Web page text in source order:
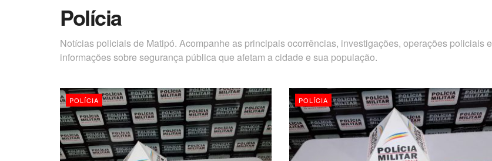
Polícia
Notícias policiais de Matipó. Acompanhe as principais ocorrências, investigações, operações policiais e
informações sobre segurança pública que afetam a cidade e sua população.
POLÍCIA POLÍCIA